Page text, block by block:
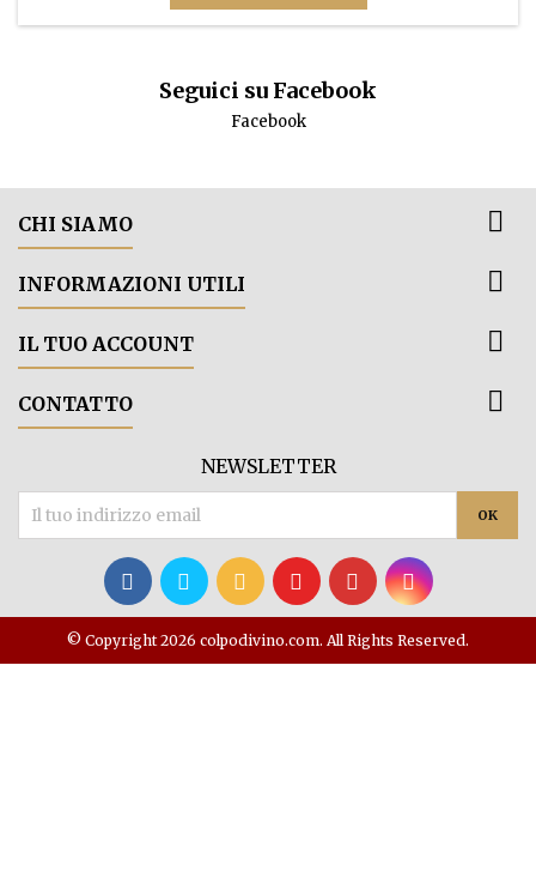
Seguici su Facebook
Facebook
CHI SIAMO 
INFORMAZIONI UTILI 
IL TUO ACCOUNT 
CONTATTO 
NEWSLETTER
© Copyright 2026 colpodivino.com. All Rights Reserved.